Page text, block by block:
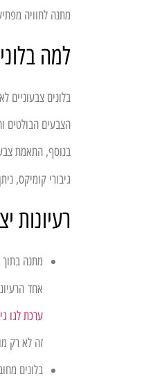
מתנה לחוויה
למה
בלונים צבעוניים
הצבעים הבולטים
בנוסף, התאמת
גיבורי קומיקס,
רעיונות
מתנה בתוך
אחד
ערכת לגו
זה לא רק
בלונים